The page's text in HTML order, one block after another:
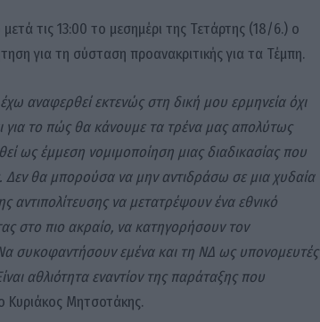
τις 13:00 το μεσημέρι της Τετάρτης (18/6.) ο
για τη σύσταση προανακριτικής για τα Τέμπη.
αναφερθεί εκτενώς στη δική μου ερμηνεία όχι
για το πώς θα κάνουμε τα τρένα μας απολύτως
ως έμμεση νομιμοποίηση μιας διαδικασίας που
Δεν θα μπορούσα να μην αντιδράσω σε μια χυδαία
να μετατρέψουν ένα εθνικό
στο πιο ακραίο, να κατηγορήσουν τον
συκοφαντήσουν εμένα και τη ΝΔ ως υπονομευτές
αθλιότητα εναντίον της παράταξης που
Κυριάκος Μητσοτάκης.